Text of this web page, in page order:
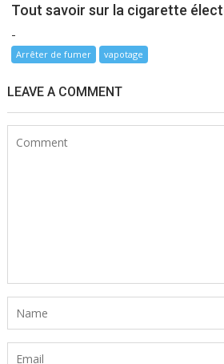
Tout savoir sur la cigarette
-
Arrêter de fumer vapotage
LEAVE A COMMENT